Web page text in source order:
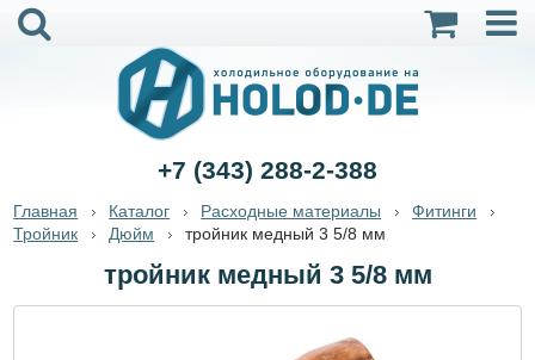
+7 (343) 288-2-388
Главная Каталог Расходные материалы
Фитинги
Тройник
Дюйм тройник медный 3 5/8 мм
тройник медный 3 5/8 мм